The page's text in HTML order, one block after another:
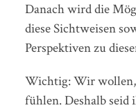
Danach wird die
diese Sichtweisen
Perspektiven zu
Wichtig: Wir wollen,
fühlen. Deshalb seid